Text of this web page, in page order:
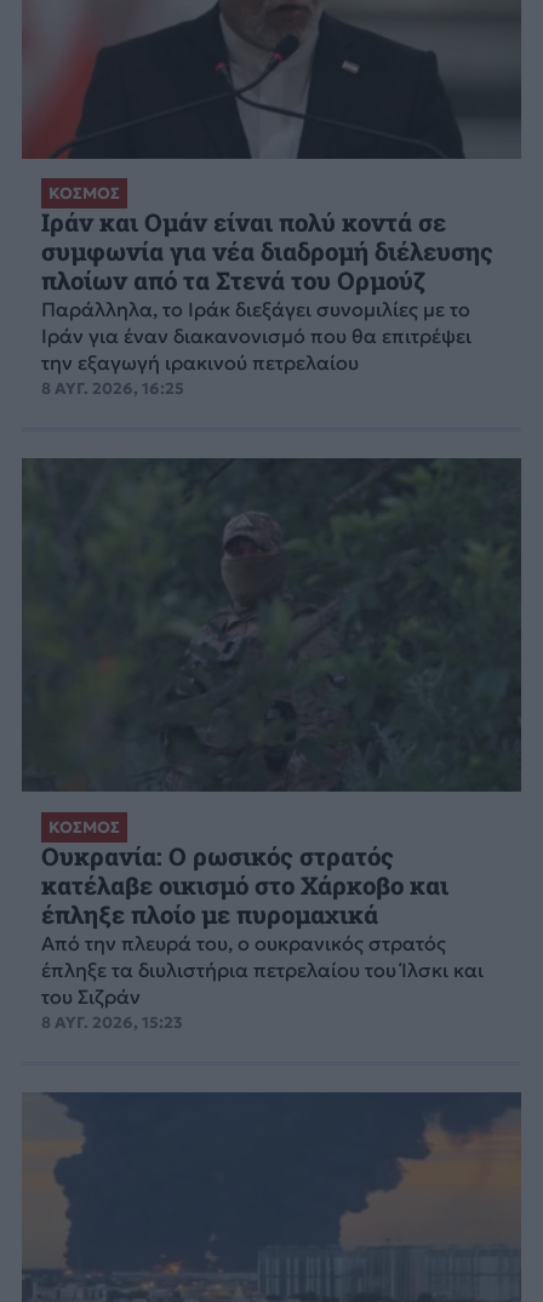
ΚΟΣΜΟΣ
Ιράν και Ομάν είναι πολύ κοντά σε
συμφωνία για νέα διαδρομή διέλευσης
πλοίων από τα Στενά του Ορμούζ
Παράλληλα, το Ιράκ διεξάγει συνομιλίες με το
Ιράν για έναν διακανονισμό που θα επιτρέψει
την εξαγωγή ιρακινού πετρελαίου
8 ΑΥΓ. 2026, 16:25
ΚΟΣΜΟΣ
Ουκρανία: Ο ρωσικός στρατός
κατέλαβε οικισμό στο Χάρκοβο και
έπληξε πλοίο με πυρομαχικά
Από την πλευρά του, ο ουκρανικός στρατός
έπληξε τα διυλιστήρια πετρελαίου του Ίλσκι και
του Σιζράν
8 ΑΥΓ. 2026, 15:23